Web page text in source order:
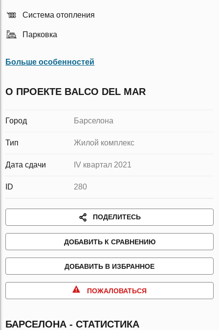
Система отопления
Парковка
Больше особенностей
О ПРОЕКТЕ BALCO DEL MAR
Город Барселона
Тип Жилой комплекс
Дата сдачи IV квартал 2021
ID 280
ПОДЕЛИТЕСЬ
ДОБАВИТЬ К СРАВНЕНИЮ
ДОБАВИТЬ В ИЗБРАННОЕ
ПОЖАЛОВАТЬСЯ
БАРСЕЛОНА - СТАТИСТИКА